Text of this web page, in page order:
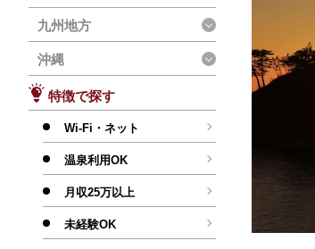
九州地方
沖縄
特徴で探す
Wi-Fi・ネット
温泉利用OK
月収25万以上
未経験OK